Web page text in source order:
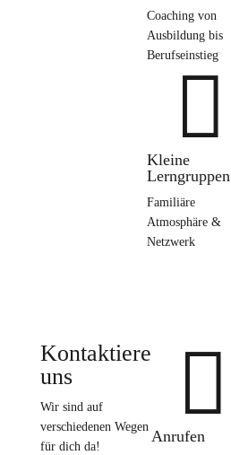
Coaching von
Ausbildung bis
Berufseinstieg

Kleine
Lerngruppen
Familiäre
Atmosphäre &
Netzwerk
Kontaktiere
uns
Wir sind auf
verschiedenen Wegen
für dich da!

Anrufen